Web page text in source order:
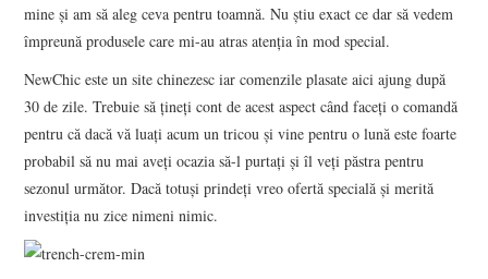
CONTACT
mine și am să aleg ceva pentru toamnă. Nu știu exact ce dar să vedem
împreună produsele care mi-au atras atenția în mod special.
NewChic este un site chinezesc iar comenzile plasate aici ajung după
30 de zile. Trebuie să țineți cont de acest aspect când faceți o comandă
pentru că dacă vă luați acum un tricou și vine pentru o lună este foarte
probabil să nu mai aveți ocazia să-l purtați și îl veți păstra pentru
sezonul următor. Dacă totuși prindeți vreo ofertă specială și merită
investiția nu zice nimeni nimic.